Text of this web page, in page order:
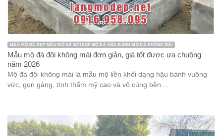
MẪU MỘ ĐÁ ĐẸP MẪU MỘ ĐÁ ĐÔI ĐẸP MỘ ĐÁ HẬU BÀNH MỘ ĐÁ KHÔNG MÁI
Mẫu mộ đá đôi không mái đơn giản, giá tốt được ưa chuộng
năm 2026
Mộ đá đôi không mái là mẫu mộ liền khối dạng hậu bành vuông
vức, gọn gàng, tính thẩm mỹ cao và vô cùng bền ...